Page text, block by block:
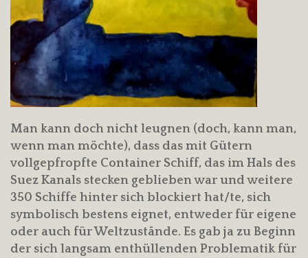
Man kann doch nicht leugnen (doch, kann man,
wenn man möchte), dass das mit Gütern
vollgepfropfte Container Schiff, das im Hals des
Suez Kanals stecken geblieben war und weitere
350 Schiffe hinter sich blockiert hat/te, sich
symbolisch bestens eignet, entweder für eigene
oder auch für Weltzustände. Es gab ja zu Beginn
der sich langsam enthüllenden Problematik für